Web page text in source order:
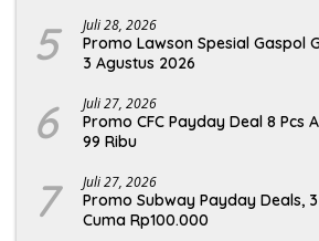
5 Juli 28, 2026
Promo Lawson Spesial Gaspol
3 Agustus 2026
6 Juli 27, 2026
Promo CFC Payday Deal 8 Pcs
99 Ribu
7 Juli 27, 2026
Promo Subway Payday Deals,
Cuma Rp100.000